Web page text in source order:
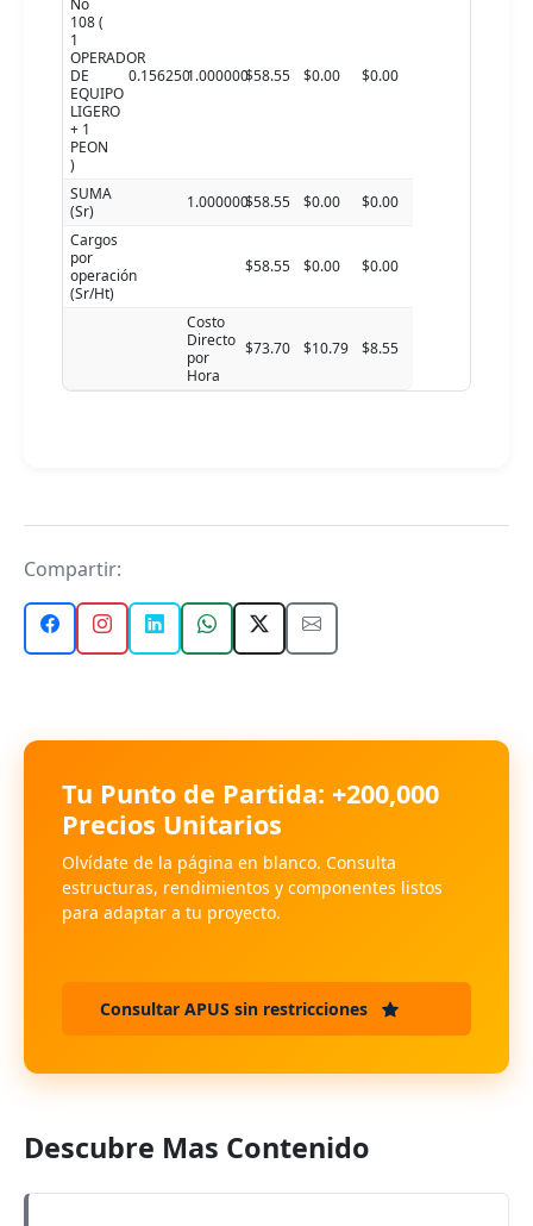
No
108 (
1
OPERADOR
DE
EQUIPO
LIGERO
+ 1
PEON
)
0.1562501.000000$58.55 $0.00 $0.00
SUMA
(Sr)
1.000000$58.55 $0.00
$0.00
Cargos
por
operación
(Sr/Ht)
$58.55 $0.00 $0.00
Costo
Directo
por
Hora
$73.70 $10.79 $8.55
Compartir:
Tu Punto de Partida: +200,000
Precios Unitarios
Olvídate de la página en blanco. Consulta
estructuras, rendimientos y componentes listos
para adaptar a tu proyecto.
Consultar APUS sin restricciones
Descubre Mas Contenido